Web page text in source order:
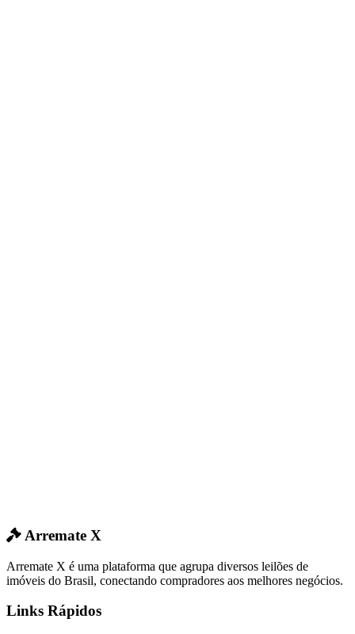
Arremate X
Arremate X é uma plataforma que agrupa diversos leilões de
imóveis do Brasil, conectando compradores aos melhores negócios.
Links Rápidos